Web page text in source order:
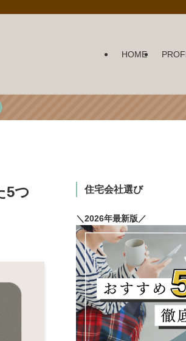
HOME
5つ
住宅会社選び
＼2026年最新版／